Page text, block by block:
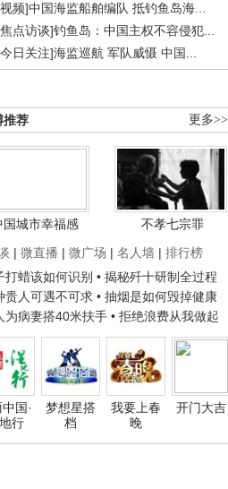
频]中国海监船舶编队 抵钓鱼岛海...
点访谈]钓鱼岛：中国主权不容侵犯...
日关注]海监巡航 军队威慑 中国...
更多>>
推荐
国城市幸福感
不孝七宗罪
| 微直播 | 微广场 | 名人墙 | 排行榜
打蜡该如何识别 • 揭秘歼十研制全过程
贵人可遇不可求 • 抽烟是如何毁掉健康
为病妻搭40米扶手 • 拒绝浪费从我做起
国·
行
梦想星搭
档
我要上春
晚
开门大吉